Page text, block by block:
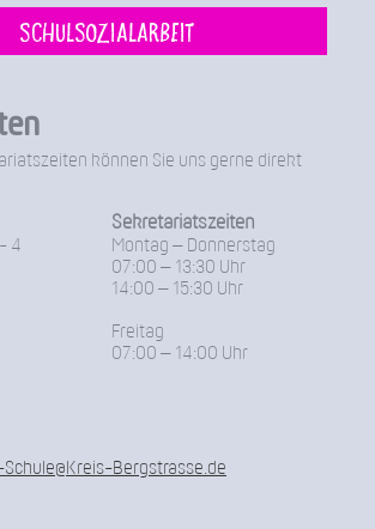
Schulsozialarbeit
können Sie uns gerne direkt
4
Sekretariatszeiten
Montag – Donnerstag
07:00 – 13:30 Uhr
14:00 – 15:30 Uhr
Freitag
07:00 – 14:00 Uhr
Bergstrasse.de